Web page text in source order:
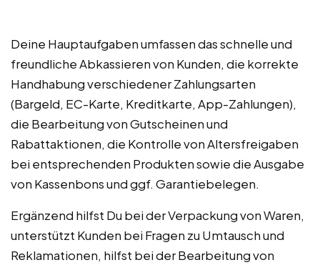
Deine Hauptaufgaben umfassen das schnelle und
freundliche Abkassieren von Kunden, die korrekte
Handhabung verschiedener Zahlungsarten
(Bargeld, EC-Karte, Kreditkarte, App-Zahlungen),
die Bearbeitung von Gutscheinen und
Rabattaktionen, die Kontrolle von Altersfreigaben
bei entsprechenden Produkten sowie die Ausgabe
von Kassenbons und ggf. Garantiebelegen.
Ergänzend hilfst Du bei der Verpackung von Waren,
unterstützt Kunden bei Fragen zu Umtausch und
Reklamationen, hilfst bei der Bearbeitung von